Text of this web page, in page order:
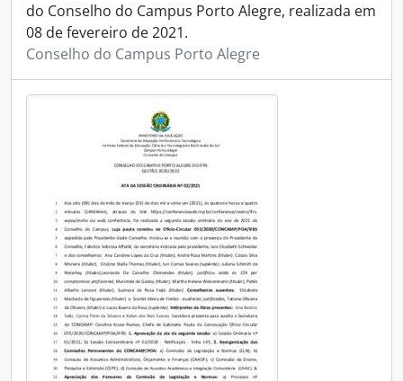
do Conselho do Campus Porto Alegre, realizada em
08 de fevereiro de 2021.
Conselho do Campus Porto Alegre